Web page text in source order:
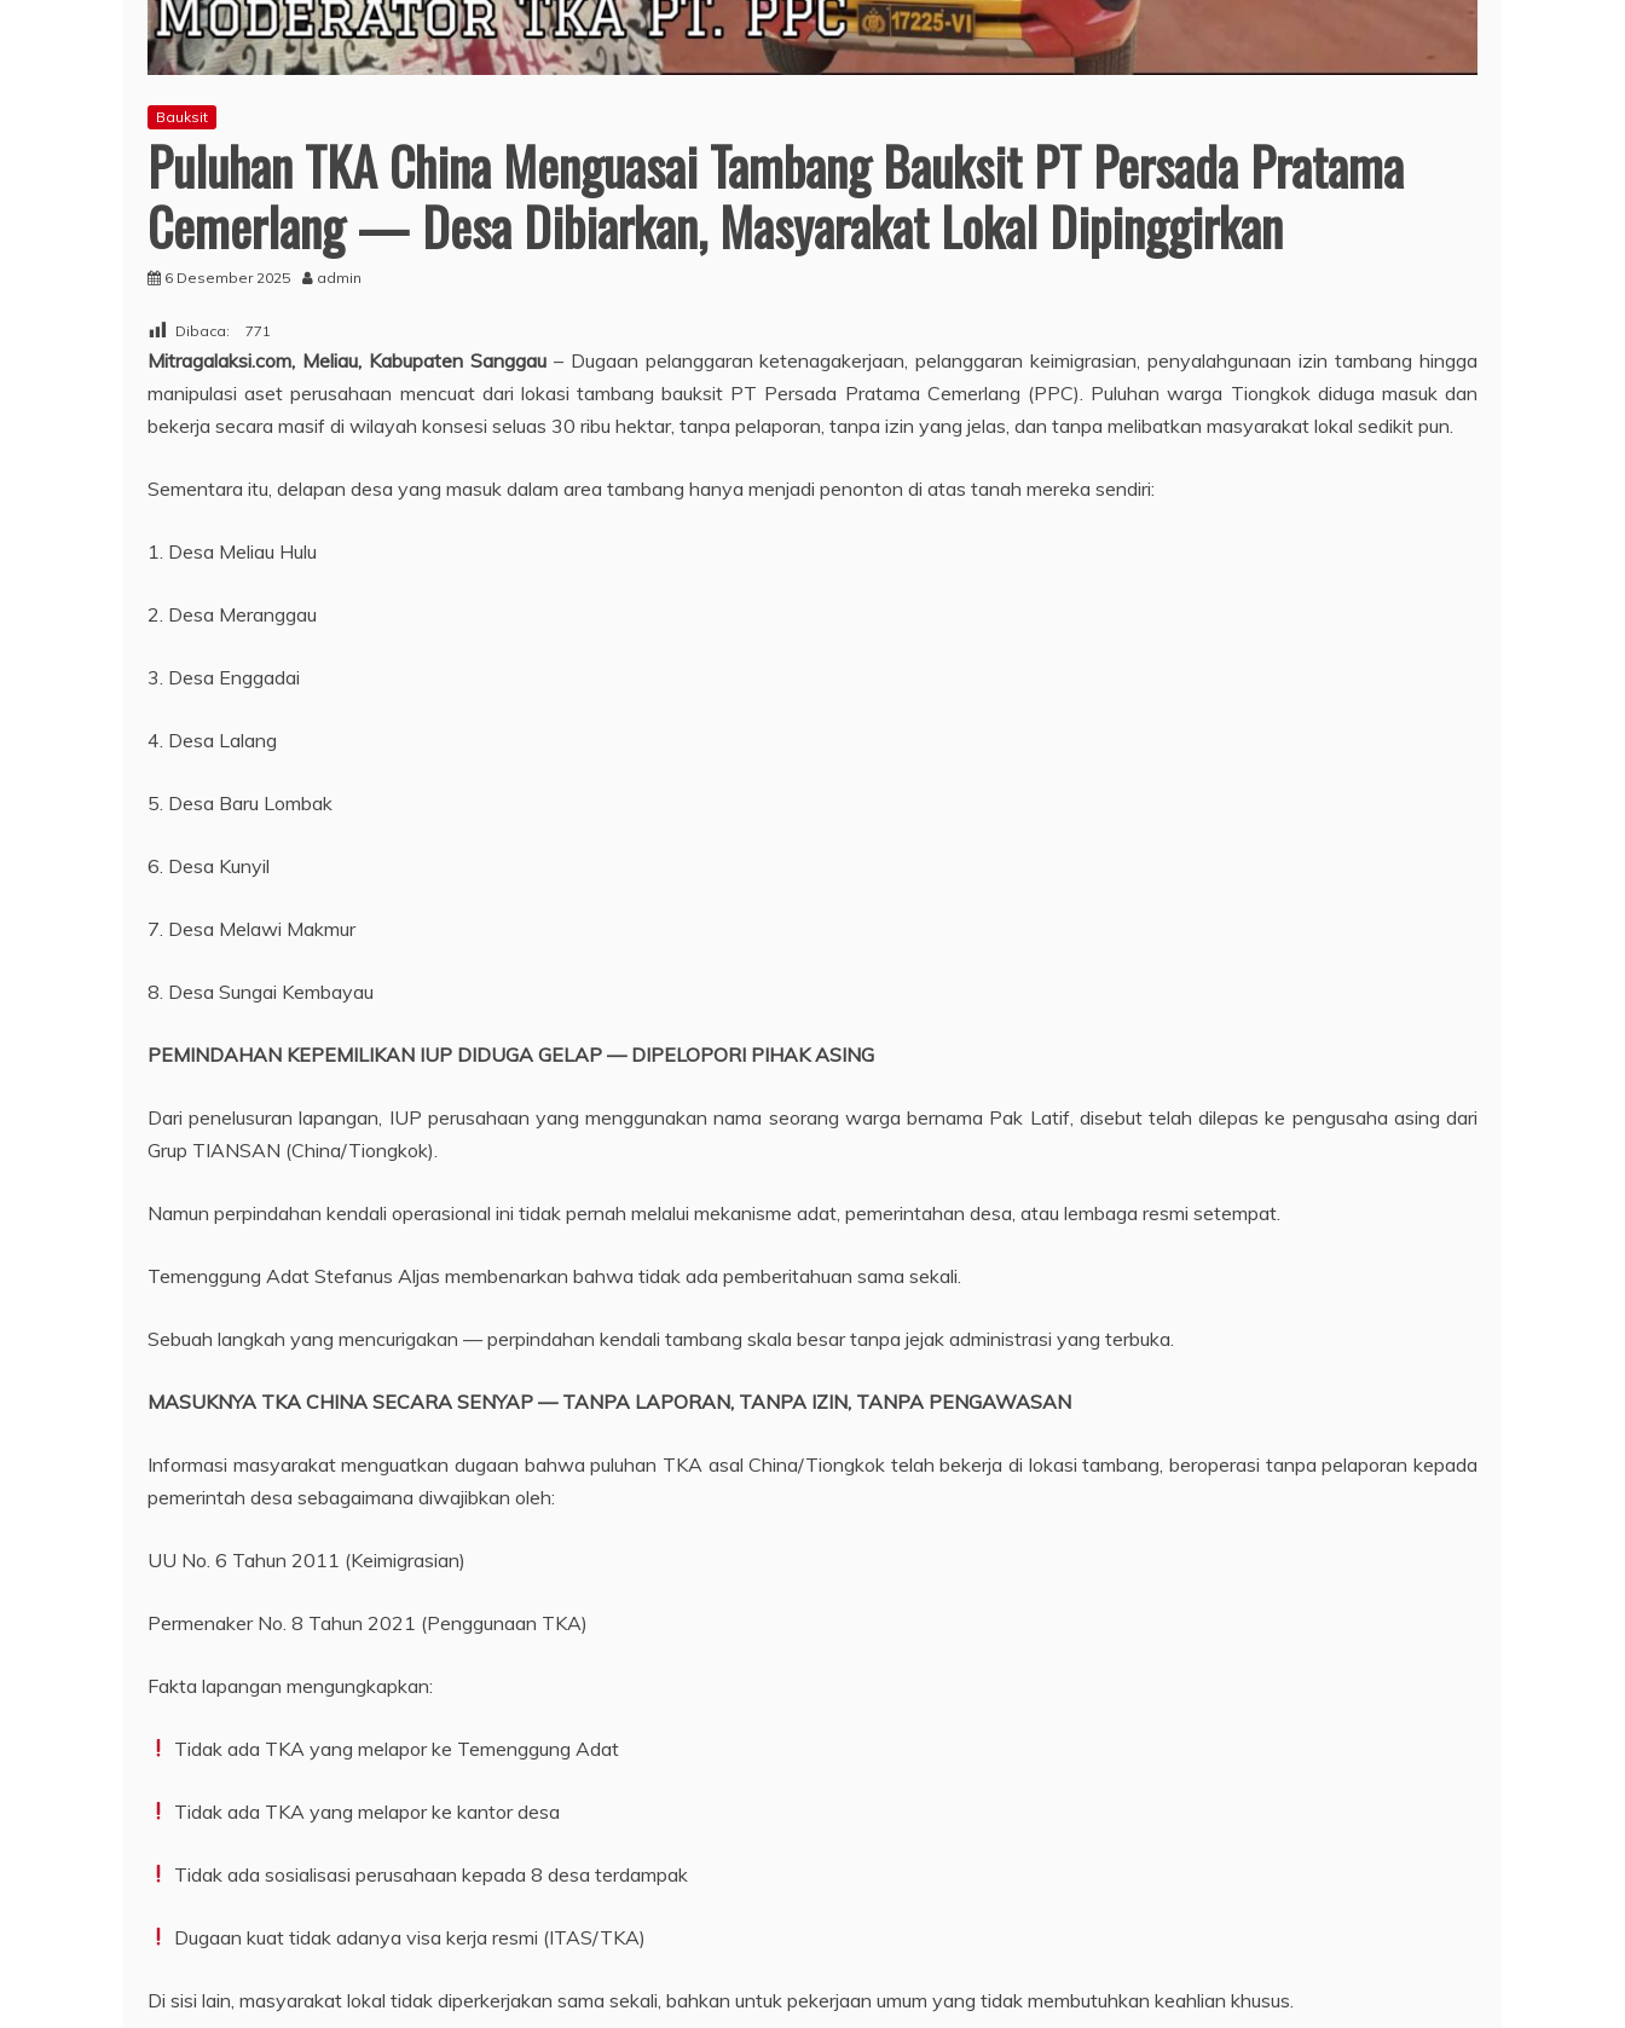
Bauksit
Puluhan TKA China Menguasai Tambang Bauksit PT Persada Pratama
Cemerlang — Desa Dibiarkan, Masyarakat Lokal Dipinggirkan
6 Desember 2025 admin
Dibaca: 771
Mitragalaksi.com, Meliau, Kabupaten Sanggau– Dugaan pelanggaran ketenagakerjaan, pelanggaran keimigrasian, penyalahgunaan izin tambang hingga
manipulasi aset perusahaan mencuat dari lokasi tambang bauksit PT Persada Pratama Cemerlang (PPC). Puluhan warga Tiongkok diduga masuk dan
bekerja secara masif di wilayah konsesi seluas 30 ribu hektar, tanpa pelaporan, tanpa izin yang jelas, dan tanpa melibatkan masyarakat lokal sedikit pun.
Sementara itu, delapan desa yang masuk dalam area tambang hanya menjadi penonton di atas tanah mereka sendiri:
1. Desa Meliau Hulu
2. Desa Meranggau
3. Desa Enggadai
4. Desa Lalang
5. Desa Baru Lombak
6. Desa Kunyil
7. Desa Melawi Makmur
8. Desa Sungai Kembayau
PEMINDAHAN KEPEMILIKAN IUP DIDUGA GELAP — DIPELOPORI PIHAK ASING
Dari penelusuran lapangan, IUP perusahaan yang menggunakan nama seorang warga bernama Pak Latif, disebut telah dilepas ke pengusaha asing dari
Grup TIANSAN (China/Tiongkok).
Namun perpindahan kendali operasional ini tidak pernah melalui mekanisme adat, pemerintahan desa, atau lembaga resmi setempat.
Temenggung Adat Stefanus Aljas membenarkan bahwa tidak ada pemberitahuan sama sekali.
Sebuah langkah yang mencurigakan — perpindahan kendali tambang skala besar tanpa jejak administrasi yang terbuka.
MASUKNYA TKA CHINA SECARA SENYAP — TANPA LAPORAN, TANPA IZIN, TANPA PENGAWASAN
Informasi masyarakat menguatkan dugaan bahwa puluhan TKA asal China/Tiongkok telah bekerja di lokasi tambang, beroperasi tanpa pelaporan kepada
pemerintah desa sebagaimana diwajibkan oleh:
UU No. 6 Tahun 2011 (Keimigrasian)
Permenaker No. 8 Tahun 2021 (Penggunaan TKA)
Fakta lapangan mengungkapkan:
Tidak ada TKA yang melapor ke Temenggung Adat
Tidak ada TKA yang melapor ke kantor desa
Tidak ada sosialisasi perusahaan kepada 8 desa terdampak
Dugaan kuat tidak adanya visa kerja resmi (ITAS/TKA)
Di sisi lain, masyarakat lokal tidak diperkerjakan sama sekali, bahkan untuk pekerjaan umum yang tidak membutuhkan keahlian khusus.